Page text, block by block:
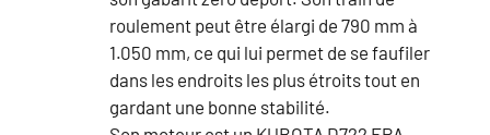
roulement peut être élargi de 790 mm à
1.050 mm, ce qui lui permet de se faufiler
dans les endroits les plus étroits tout en
gardant une bonne stabilité.